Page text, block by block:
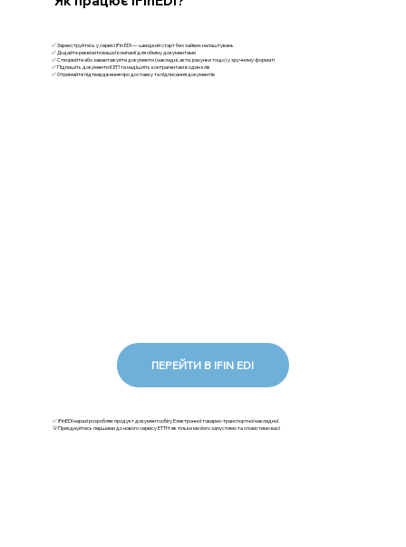
✅ Зареєструйтесь у сервісі iFin EDI — швидкий старт без зайвих налаштувань
✅ Додайте реквізити вашої компанії для обміну документами
✅ Створюйте або завантажуйте документи (накладні, акти, рахунки тощо) у зручному форматі
✅ Підпишіть документи КЕП та надішліть контрагентам в один клік
✅ Отримайте підтвердження про доставку та підписання документів
ПЕРЕЙТИ В IFIN EDI
✅ iFinEDI наразі розробляє продукт документообігу Електронної товарно-транспортної накладної.
💡Приєднуйтесь першими до нового сервісу ЕТТН: як тільки ми його запустимо та сповістимо вас!